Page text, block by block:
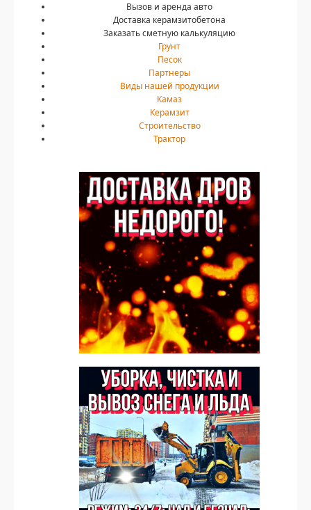
Вызов и аренда авто
Доставка керамзитобетона
Заказать сметную калькуляцию
Грунт
Песок
Партнеры
Виды нашей продукции
Камаз
Керамзит
Строительство
Трактор